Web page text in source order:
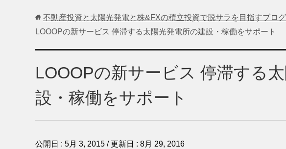
不動産投資と太陽光発電と株&FXの積立投資で脱サラを目指すブログ
LOOOPの新サービス 停滞する太陽光発電所の建設・稼働をサポート
LOOOPの新サービス 停滞する
設・稼働をサポート
公開日 : 5月 3, 2015 / 更新日 : 8月 29, 2016